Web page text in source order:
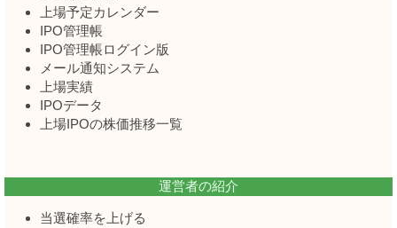
上場予定カレンダー
IPO管理帳
IPO管理帳ログイン版
メール通知システム
上場実績
IPOデータ
上場IPOの株価推移一覧
運営者の紹介
当選確率を上げる